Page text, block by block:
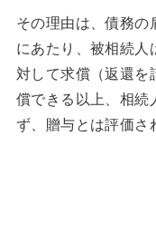
その理由は、債務の
にあたり、被相続人
対して求償（返還を
償できる以上、相続
ず、贈与とは評価さ